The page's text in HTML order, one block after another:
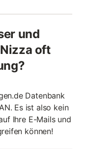
und
oft
Datenbank
Es ist also kein
Ihre E-Mails und
können!